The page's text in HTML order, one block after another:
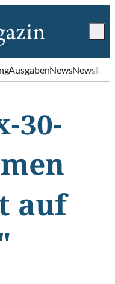
AusgabenNews
30-
auf